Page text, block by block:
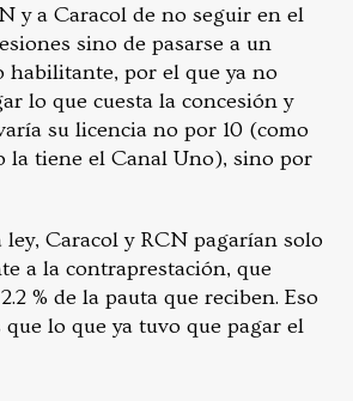
y a Caracol de no seguir en el
sino de pasarse a un
habilitante, por el que ya no
lo que cuesta la concesión y
su licencia no por 10 (como
la tiene el Canal Uno), sino por
ley, Caracol y RCN pagarían solo
a la contraprestación, que
% de la pauta que reciben. Eso
lo que ya tuvo que pagar el